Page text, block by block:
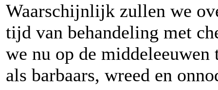
Waarschijnlijk zullen we
tijd van behandeling met
we nu op de
als barbaars, wreed en